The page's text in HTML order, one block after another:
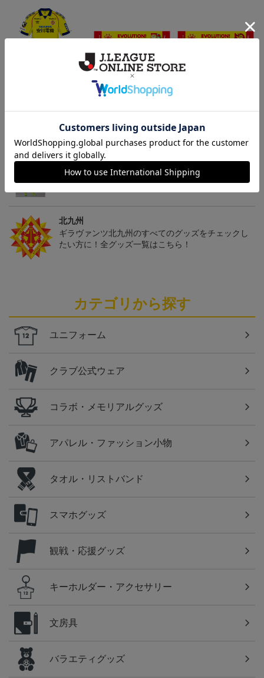
1st
ギラヴァンツ北九州 キ
マワリ タオルマフラー
2,500円
トピックス
北九州
ギラヴァンツ北九州のユニフォームを着て試合を応
援しよう！
北九州
ギラヴァンツ北九州のすべてのグッズをチェックし
たい方に！全グッズ一覧はこちら！
カテゴリから探す
ユニフォーム
クラブ公式ウェア
コラボ・メモリアルグッズ
アパレル・ファッション小物
タオル・リストバンド
スマホグッズ
観戦・応援グッズ
キーホルダー・アクセサリー
文房具
バラエティグッズ